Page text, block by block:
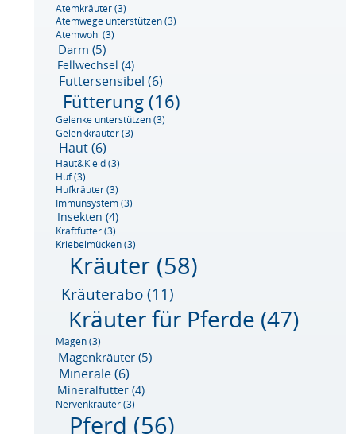
Atemkräuter(3)
Atemwege unterstützen(3)
Atemwohl (3)
Darm (5)
Fellwechsel (4)
Futtersensibel (6)
Fütterung (16)
Gelenke unterstützen(3)
Gelenkkräuter(3)
Haut(6)
Haut&Kleid(3)
Huf(3)
Hufkräuter(3)
Immunsystem(3)
Insekten (4)
Kraftfutter(3)
Kriebelmücken(3)
Kräuter (58)
Kräuterabo(11)
Kräuter für Pferde (47)
Magen(3)
Magenkräuter(5)
Minerale(6)
Mineralfutter(4)
Nervenkräuter(3)
Pferd (56)